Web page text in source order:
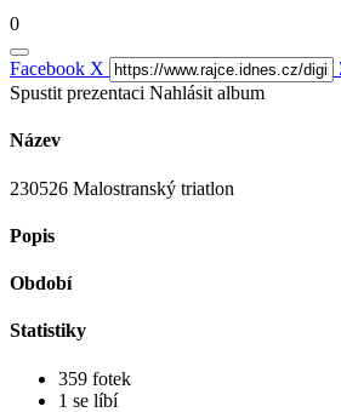
0
Facebook X
Spustit prezentaci Nahlásit album
Název
230526 Malostranský triatlon
Popis
Období
Statistiky
359 fotek
1 se líbí